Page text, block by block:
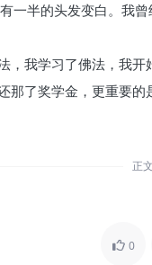
一半的头发变白。我
我学习了佛法，我
了奖学金，更重要
正
0